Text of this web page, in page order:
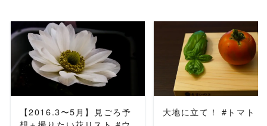
READ MORE
【2016.3〜5月】見ごろ予
READ MORE
大地に立て！ #トマト